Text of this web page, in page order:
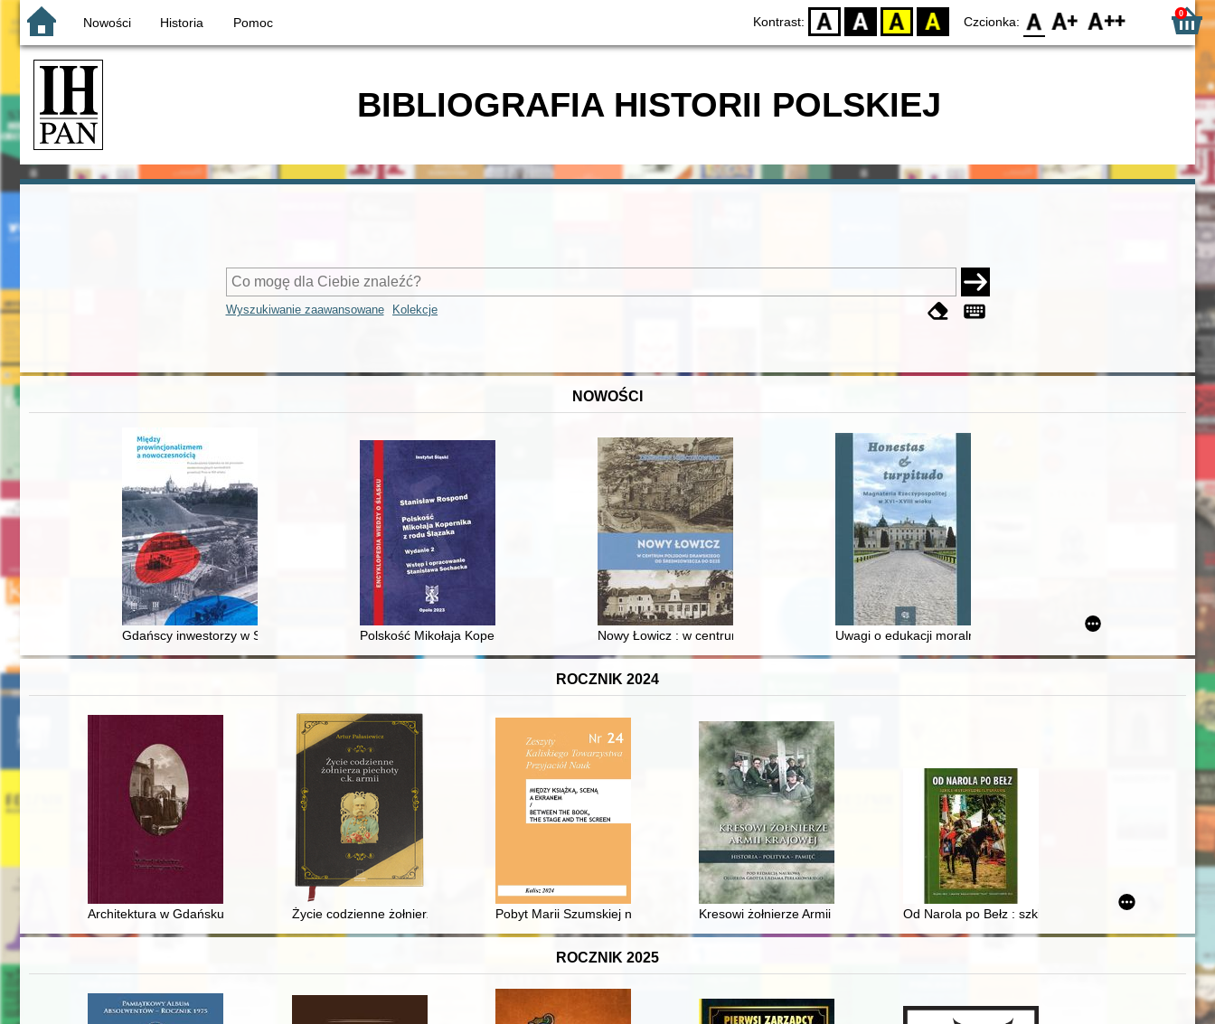
Nowości Historia Pomoc Kontrast: D BW YB BY Czcionka: F0 F1 F2 0
BIBLIOGRAFIA HISTORII POLSKIEJ
Wyszukiwanie zaawansowane Kolekcje
NOWOŚCI
Gdańscy inwestorzy w Sopocie : prestiż finansowy i towarzyski lokalnego mieszczaństwa w 2. poł. XIX w
Polskość Mikołaja Kopernika z rodu ŚlązakaNowy Łowicz : w centrum poligonu drawskiego od średniowiecza do dziśUwagi o edukacji moralnej synów szlacheckich w XVI-wiecznej
ROCZNIK 2024
Architektura w Gdańsku w latach 1793-1814Życie codzienne żołnierza piechoty c.k. armiiPobyt Marii Szumskiej na pensji Heleny Semadeniowej w KaliszuKresowi żołnierze Armii Krajowej : historia - polityka - pamięćOd Narola po Bełz : szkice historyczne i literackie
ROCZNIK 2025